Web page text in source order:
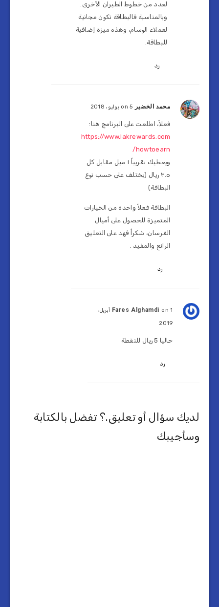
لعدد من خطوط الطيران الأخرى.
وبالمناسبة فالبطاقة تكون مجانية
لعملاء الوسام، وهذه ميزة إضافية
للبطاقة.
رد
محمد الخضير on 5 يوليو، 2018
فعلاً، اطلعت على البرنامج هنا:
https://www.lakrewards.com
/howtoearn
ويعطيك تقريباً ١ ميل مقابل كل
٣.٥ ريال (يختلف على حسب نوع
البطاقة)
البطاقة فعلاً واحدة من الخيارات
المتميزة للحصول على أميال
الفرسان، شكراً فهد على التعليق
الرائع والمفيد .
رد
Fares Alghamdi on 1 أبريل،
2019
حاليا 5 ريال للنقطة
رد
لديك سؤال أو تعليق.؟ تفضل بالكتابة
وسأجيبك